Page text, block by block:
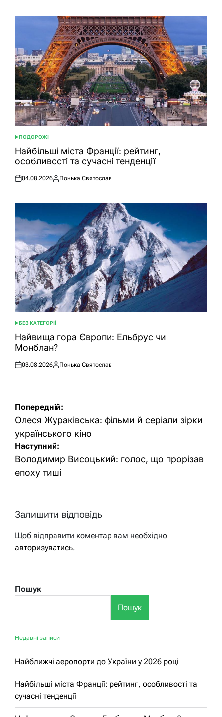
ОПУБЛІКУВАТИ
У
ПОДОРОЖІ
Найбільші міста Франції: рейтинг,
особливості та сучасні тенденції
Оприлюднено
04.08.2026
Опубліковано
Понька Святослав
ОПУБЛІКУВАТИ
У
БЕЗ КАТЕГОРІЇ
Найвища гора Європи: Ельбрус чи
Монблан?
Оприлюднено
03.08.2026
Опубліковано
Понька Святослав
Навігація
записів
Попередній:
Олеся Жураківська: фільми й серіали зірки
українського кіно
Наступний:
Володимир Висоцький: голос, що прорізав
епоху тиші
Залишити відповідь
Щоб відправити коментар вам необхідно
авторизуватись.
Пошук
Пошук
Недавні записи
Найближчі аеропорти до України у 2026 році
Найбільші міста Франції: рейтинг, особливості та
сучасні тенденції